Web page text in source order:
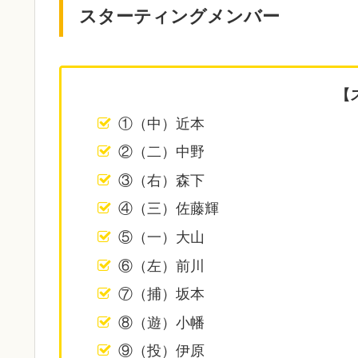
スターティングメンバー
①（中）近本
②（二）中野
③（右）森下
④（三）佐藤輝
⑤（一）大山
⑥（左）前川
⑦（捕）坂本
⑧（遊）小幡
⑨（投）伊原